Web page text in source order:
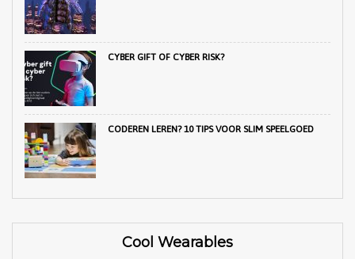
CYBER GIFT OF CYBER RISK?
CODEREN LEREN? 10 TIPS VOOR SLIM SPEELGOED
Cool Wearables